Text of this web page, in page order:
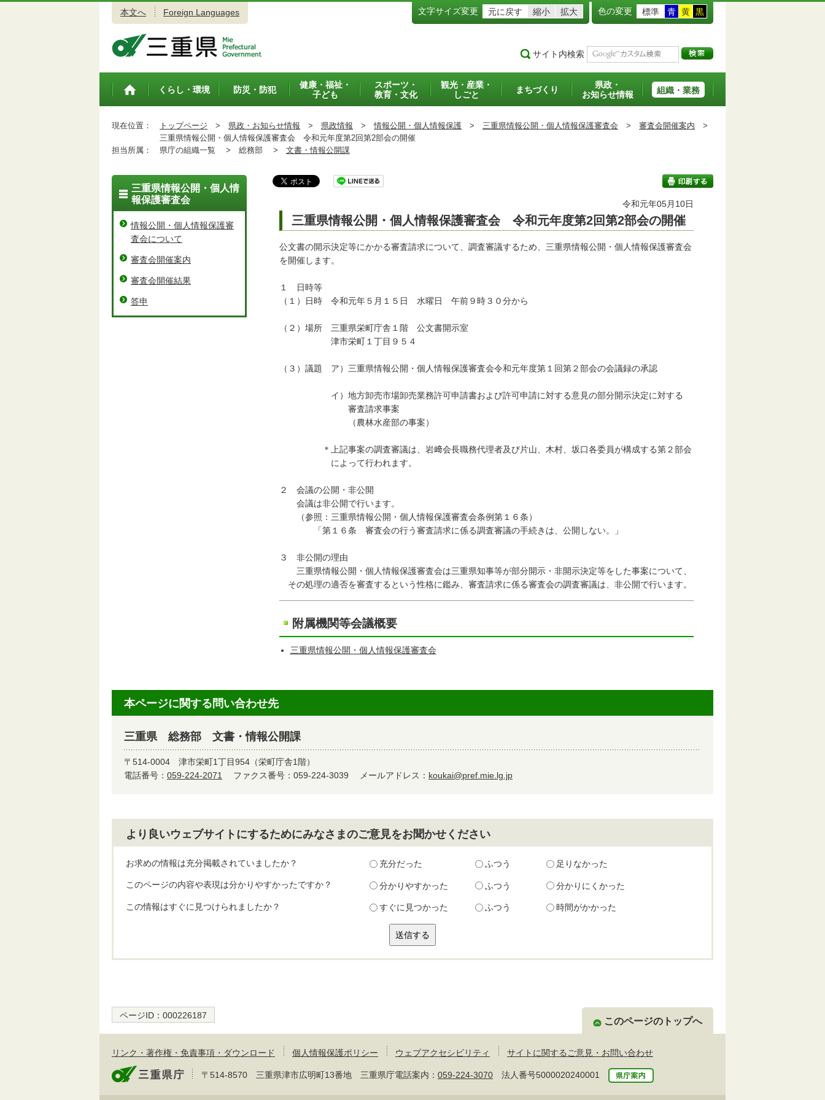
本文へ Foreign Languages 文字サイズ変更 元に戻す 縮小 拡大 色の変更 標準 青 黄 黒
サイト内検索
トップペ
くらし・環境 防災・防犯
健康・福祉・
子ども
スポーツ・
教育・文化
観光・産業・
しごと
まちづくり
県政・
お知らせ情報
組織・業務
現在位置： トップページ > 県政・お知らせ情報 > 県政情報 > 情報公開・個人情報保護 > 三重県情報公開・個人情報保護審査会 > 審査会開催案内 >
三重県情報公開・個人情報保護審査会 令和元年度第2回第2部会の開催
担当所属：
県庁の組織一覧 > 総務部 > 文書・情報公開課
印刷する
令和元年05月10日
三重県情報公開・個人情報保護審査会 令和元年度第2回第2部会の開催
公文書の開示決定等にかかる審査請求について、調査審議するため、三重県情報公開・個人情報保護審査会
を開催します。
１ 日時等
（１）日時 令和元年５月１５日 水曜日 午前９時３０分から
（２）場所 三重県栄町庁舎１階 公文書開示室
津市栄町１丁目９５４
（３）議題 ア）三重県情報公開・個人情報保護審査会令和元年度第１回第２部会の会議録の承認
イ）地方卸売市場卸売業務許可申請書および許可申請に対する意見の部分開示決定に対する
審査請求事案
（農林水産部の事案）
＊上記事案の調査審議は、岩﨑会長職務代理者及び片山、木村、坂口各委員が構成する第２部会
によって行われます。
２ 会議の公開・非公開
会議は非公開で行います。
（参照：三重県情報公開・個人情報保護審査会条例第１６条）
「第１６条 審査会の行う審査請求に係る調査審議の手続きは、公開しない。」
３ 非公開の理由
三重県情報公開・個人情報保護審査会は三重県知事等が部分開示・非開示決定等をした事案について、
その処理の適否を審査するという性格に鑑み、審査請求に係る審査会の調査審議は、非公開で行います。
附属機関等会議概要
三重県情報公開・個人情報保護審査会
三重県情報公開・個人情
報保護審査会
情報公開・個人情報保護審
査会について
審査会開催案内
審査会開催結果
答申
本ページに関する問い合わせ先
三重県 総務部 文書・情報公開課
〒514-0004 津市栄町1丁目954（栄町庁舎1階）
電話番号： 059-224-2071 ファクス番号：059-224-3039 メールアドレス： koukai@pref.mie.lg.jp
より良いウェブサイトにするためにみなさまのご意見をお聞かせください
お求めの情報は充分掲載されていましたか？ 充分だった ふつう 足りなかった
このページの内容や表現は分かりやすかったですか？ 分かりやすかった ふつう 分かりにくかった
この情報はすぐに見つけられましたか？ すぐに見つかった ふつう 時間がかかった
ページID： 000226187
このページのトップへ
リンク・著作権・免責事項・ダウンロード 個人情報保護ポリシー ウェブアクセシビリティ サイトに関するご意見・お問い合わせ
〒514-8570 三重県津市広明町13番地 三重県庁電話案内： 059-224-3070 法人番号5000020240001